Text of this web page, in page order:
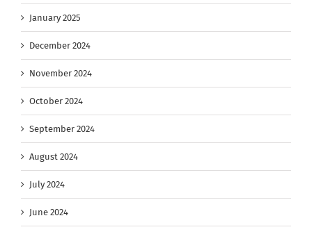
January 2025
December 2024
November 2024
October 2024
September 2024
August 2024
July 2024
June 2024